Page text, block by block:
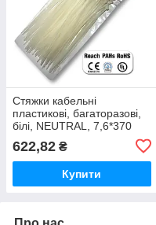
Стяжки кабельні
пластикові, багаторазові,
білі, NEUTRAL, 7,6*370
622,82 ₴
Купити